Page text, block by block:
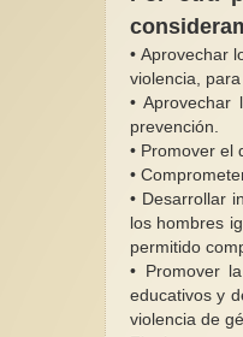
• Aprovechar
violencia,
•
prevención.
• Promover el
•
• Desarrollar
los hombres
permitido
• Promover
educativos y
violencia de